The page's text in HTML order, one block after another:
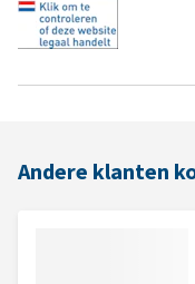
Andere klanten